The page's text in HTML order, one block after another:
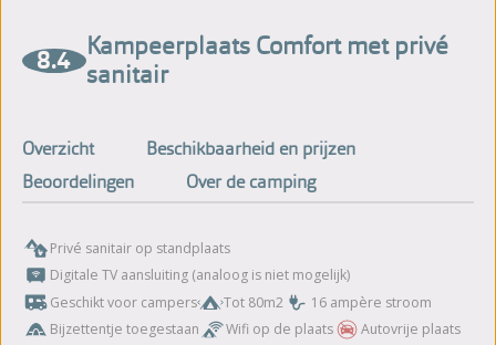
8.4 Kampeerplaats Comfort met privé
sanitair
Overzicht
Beschikbaarheid en prijzen
Beoordelingen
Over de camping
Privé sanitair op standplaats
Digitale TV aansluiting (analoog is niet mogelijk)
Geschikt voor campers
Tot 80m2
16 ampère stroom
Bijzettentje toegestaan
Wifi op de plaats
Autovrije plaats